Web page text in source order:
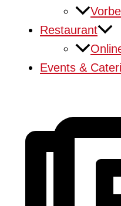
Restaurant
Events &